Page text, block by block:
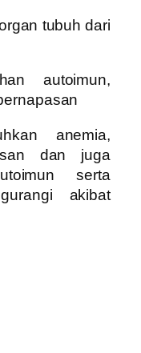
tubuh dari
autoimun,
anemia,
dan juga
serta
akibat